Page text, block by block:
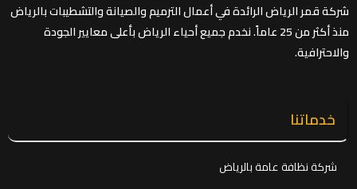
شركة قمر الرياض الرائدة في أعمال الترميم والصيانة والتشطيبات بالرياض
منذ أكثر من 25 عاماً. نخدم جميع أحياء الرياض بأعلى معايير الجودة
والاحترافية.
خدماتنا
شركة نظافة عامة بالرياض